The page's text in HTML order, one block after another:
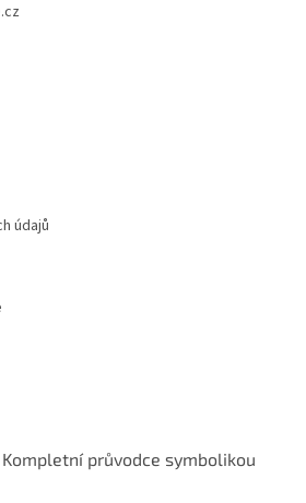
údajů
průvodce symbolikou